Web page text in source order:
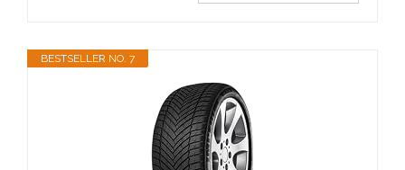
BESTSELLER NO. 7